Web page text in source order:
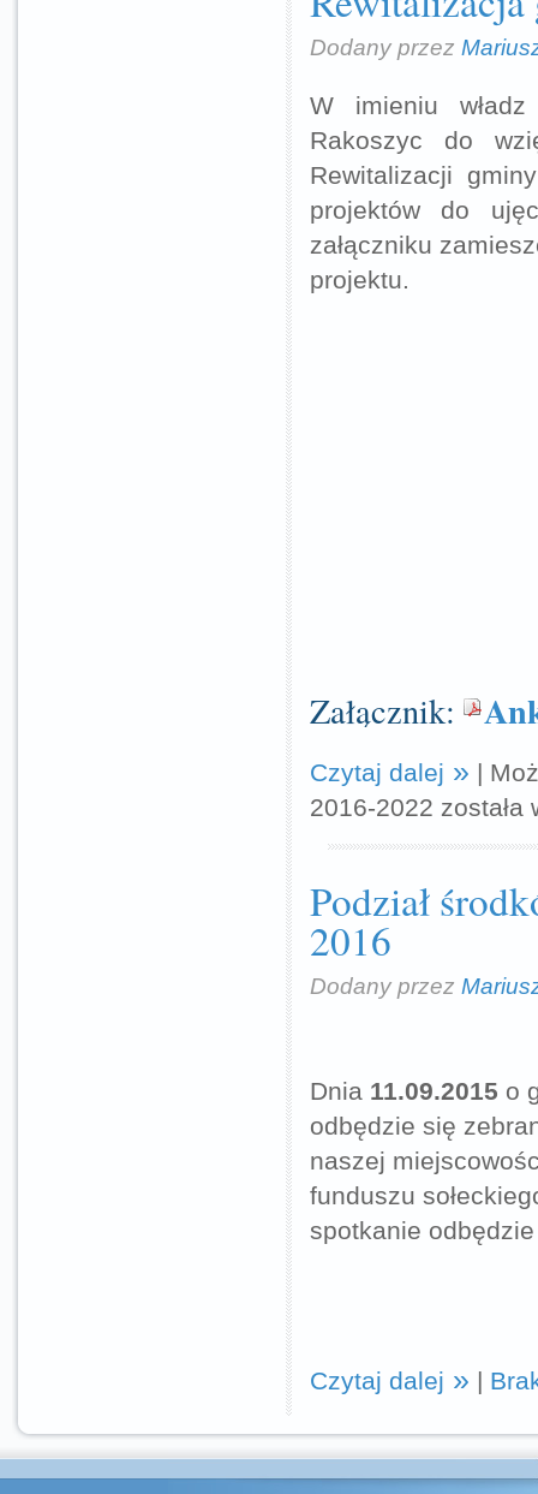
Dodany przez
W imieniu
Rakoszyc do
Rewitalizacji
projektów do
załączniku
projektu.
Załącznik:
Czytaj dalej |
2016-2022 została
Podział
2016
Dodany przez
Dnia 11.09.2015 o
odbędzie się
naszej
funduszu
spotkanie
Czytaj dalej |